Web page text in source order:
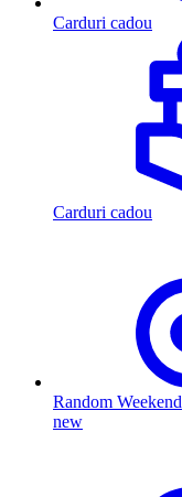
Carduri cadou
Carduri cadou
Random Weekend
new